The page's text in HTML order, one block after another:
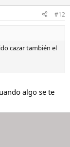
#12
cazar también el
algo se te